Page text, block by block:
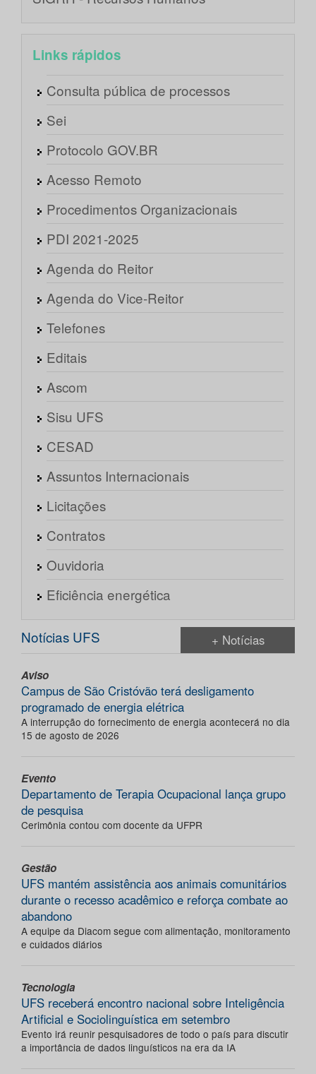
Links rápidos
Consulta pública de processos
Sei
Protocolo GOV.BR
Acesso Remoto
Procedimentos Organizacionais
PDI 2021-2025
Agenda do Reitor
Agenda do Vice-Reitor
Telefones
Editais
Ascom
Sisu UFS
CESAD
Assuntos Internacionais
Licitações
Contratos
Ouvidoria
Eficiência energética
Notícias UFS + Notícias
Aviso
Campus de São Cristóvão terá desligamento
programado de energia elétrica
A interrupção do fornecimento de energia acontecerá no dia
15 de agosto de 2026
Evento
Departamento de Terapia Ocupacional lança grupo
de pesquisa
Cerimônia contou com docente da UFPR
Gestão
UFS mantém assistência aos animais comunitários
durante o recesso acadêmico e reforça combate ao
abandono
A equipe da Diacom segue com alimentação, monitoramento
e cuidados diários
Tecnologia
UFS receberá encontro nacional sobre Inteligência
Artificial e Sociolinguística em setembro
Evento irá reunir pesquisadores de todo o país para discutir
a importância de dados linguísticos na era da IA